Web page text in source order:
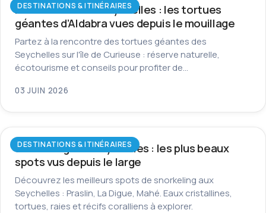
DESTINATIONS & ITINÉRAIRES
Île Curieuse aux Seychelles : les tortues
géantes d’Aldabra vues depuis le mouillage
Partez à la rencontre des tortues géantes des
Seychelles sur l'île de Curieuse : réserve naturelle,
écotourisme et conseils pour profiter de…
03 JUIN 2026
DESTINATIONS & ITINÉRAIRES
Snorkeling aux Seychelles : les plus beaux
spots vus depuis le large
Découvrez les meilleurs spots de snorkeling aux
Seychelles : Praslin, La Digue, Mahé. Eaux cristallines,
tortues, raies et récifs coralliens à explorer.